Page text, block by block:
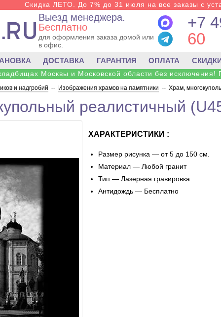
Скидка ЛЕТО. До 7% до 31 июля на все заказы с
Выезд менеджера.
Бесплатно
для оформления заказа домой или
в офис.
+7
60
ДОСТАВКА ГАРАНТИЯ ОПЛАТА
Москвы и Московской области без исключения!
и надгробий -- Изображения храмов на памятники -- Храм,
реалистичный
ХАРАКТЕРИСТИКИ :
Размер рисунка — от 5 до 150 см.
Материал — Любой гранит
Тип — Лазерная гравировка
Антидождь — Бесплатно